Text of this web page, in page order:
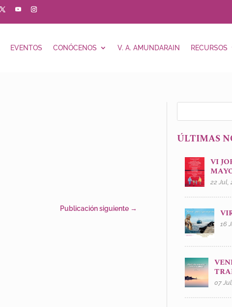
EVENTOS CONÓCENOS V. A. AMUNDARAIN RECURSOS
Publicación siguiente →
ÚLTIMAS
VI
22 Jul,
16
07